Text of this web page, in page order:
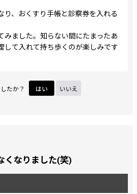
絞り込む
り、おくすり手帳と診察券を入れる
みました。知らない間にたまったあ
して入れて持ち歩くのが楽しみです
たか？ はい いいえ
くなりました(笑)